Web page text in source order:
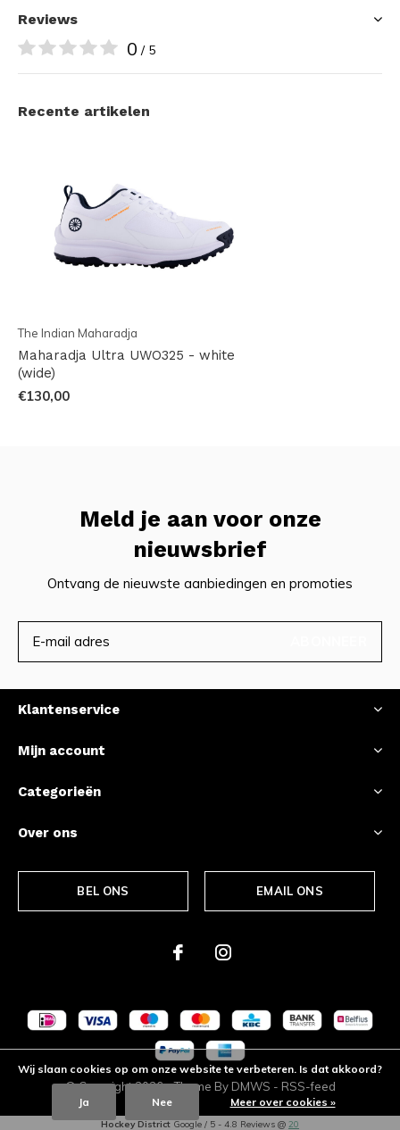
Reviews
0 / 5
Recente artikelen
The Indian Maharadja
Maharadja Ultra UWO325 - white
(wide)
€130,00
Meld je aan voor onze
nieuwsbrief
Ontvang de nieuwste aanbiedingen en promoties
Klantenservice
Mijn account
Categorieën
Over ons
BEL ONS EMAIL ONS
© Copyright2026- Theme By DMWS - RSS-feed
Hockey DistrictGoogle / 5 - 4.8 Reviews @ 20
Wij slaan cookies op om onze website te verbeteren. Is dat akkoord?
Ja Nee Meer over cookies »